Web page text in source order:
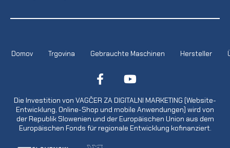
Domov Trgovina Gebrauchte Maschinen Hersteller
Die Investition von VAGČER ZA DIGITALNI MARKETING (Website-
Entwicklung, Online-Shop und mobile Anwendungen) wird von
der Republik Slowenien und der Europäischen Union aus dem
Europäischen Fonds für regionale Entwicklung kofinanziert.